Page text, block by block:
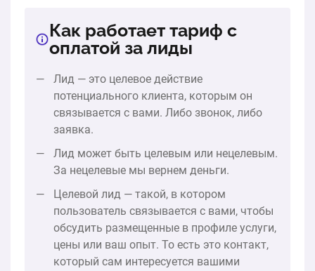
Как работает тариф с
оплатой за лиды
Лид — это целевое действие
потенциального клиента, которым он
связывается с вами. Либо звонок, либо
заявка.
Лид может быть целевым или нецелевым.
За нецелевые мы вернем деньги.
Целевой лид — такой, в котором
пользователь связывается с вами, чтобы
обсудить размещенные в профиле услуги,
цены или ваш опыт. То есть это контакт,
который сам интересуется вашими